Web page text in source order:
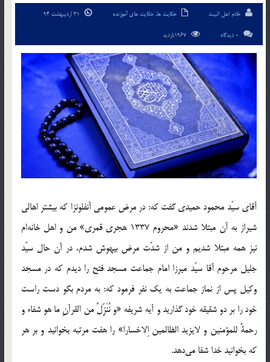
خادم اهل البیت حکایت ها, حکایت های آموزنده
0 دیدگاه
آقاي سيّد محمود حميدي گفت كه: در مرض عمومي آنفلونزا كه بيشتر اهالي
شيراز به آن مبتلا شدند «محروم 1337 هجري قمري» من و اهل خانه‎ام
نيز همه مبتلا شديم و من از شدّت مرض بيهوش شدم، در آن حال سيّد
جليل مرحوم آقا سيّد ميرزا امام جماعت مسجد فتح را ديدم كه در مسجد
وكيل پس از نماز جماعت به يك نفر فرمود كه: به مردم بگو دست راست
خود را بر دو شقيقه خود گذاريد و آيه شريفه «و نُنَزِّلٌ من القرآنِ ما هو شفاء و
رحمةٌ للمؤمنين و لايزيد الظالمين اِلاخسارا» را هفت مرتبه بخوانيد و بر هر
كه بخوانيد خدا شفا مي‎دهد.